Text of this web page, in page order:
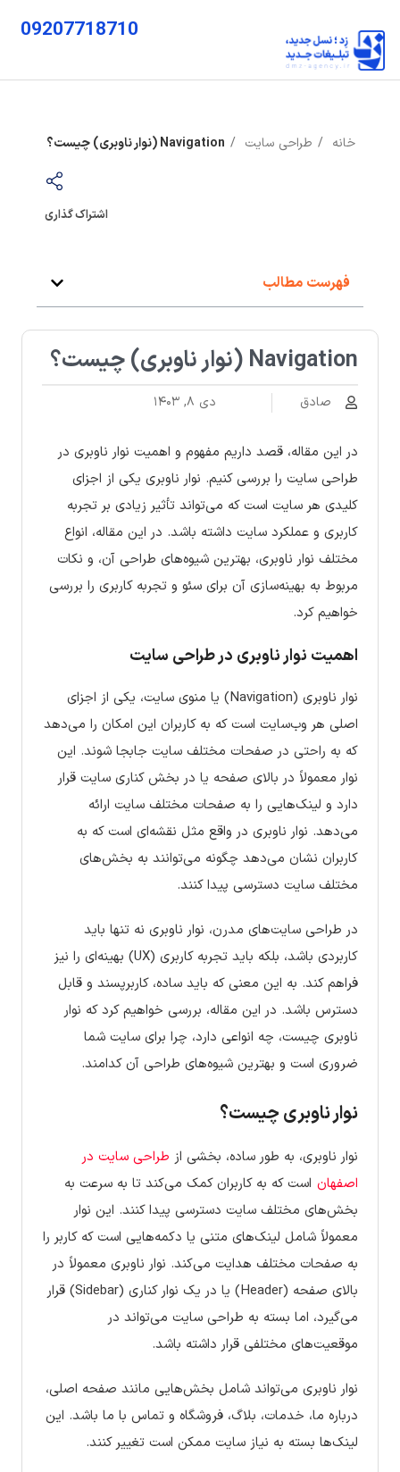
09207718710
خانه طراحی سایت Navigation (نوار ناوبری) چیست؟
اشتراک گذاری
فهرست مطالب
Navigation (نوار ناوبری) چیست؟
صادق دی ۸, ۱۴۰۳
در این مقاله، قصد داریم مفهوم و اهمیت نوار ناوبری در
طراحی سایت را بررسی کنیم. نوار ناوبری یکی از اجزای
کلیدی هر سایت است که می‌تواند تأثیر زیادی بر تجربه
کاربری و عملکرد سایت داشته باشد. در این مقاله، انواع
مختلف نوار ناوبری، بهترین شیوه‌های طراحی آن، و نکات
مربوط به بهینه‌سازی آن برای سئو و تجربه کاربری را بررسی
خواهیم کرد.
اهمیت نوار ناوبری در طراحی سایت
نوار ناوبری (Navigation) یا منوی سایت، یکی از اجزای
اصلی هر وب‌سایت است که به کاربران این امکان را می‌دهد
که به راحتی در صفحات مختلف سایت جابجا شوند. این
نوار معمولاً در بالای صفحه یا در بخش کناری سایت قرار
دارد و لینک‌هایی را به صفحات مختلف سایت ارائه
می‌دهد. نوار ناوبری در واقع مثل نقشه‌ای است که به
کاربران نشان می‌دهد چگونه می‌توانند به بخش‌های
مختلف سایت دسترسی پیدا کنند.
در طراحی سایت‌های مدرن، نوار ناوبری نه تنها باید
کاربردی باشد، بلکه باید تجربه کاربری (UX) بهینه‌ای را نیز
فراهم کند. به این معنی که باید ساده، کاربرپسند و قابل
دسترس باشد. در این مقاله، بررسی خواهیم کرد که نوار
ناوبری چیست، چه انواعی دارد، چرا برای سایت شما
ضروری است و بهترین شیوه‌های طراحی آن کدامند.
نوار ناوبری چیست؟
نوار ناوبری، به طور ساده، بخشی از طراحی سایت در
اصفهان است که به کاربران کمک می‌کند تا به سرعت به
بخش‌های مختلف سایت دسترسی پیدا کنند. این نوار
معمولاً شامل لینک‌های متنی یا دکمه‌هایی است که کاربر را
به صفحات مختلف هدایت می‌کند. نوار ناوبری معمولاً در
بالای صفحه (Header) یا در یک نوار کناری (Sidebar) قرار
می‌گیرد، اما بسته به طراحی سایت می‌تواند در
موقعیت‌های مختلفی قرار داشته باشد.
نوار ناوبری می‌تواند شامل بخش‌هایی مانند صفحه اصلی،
درباره ما، خدمات، بلاگ، فروشگاه و تماس با ما باشد. این
لینک‌ها بسته به نیاز سایت ممکن است تغییر کنند.